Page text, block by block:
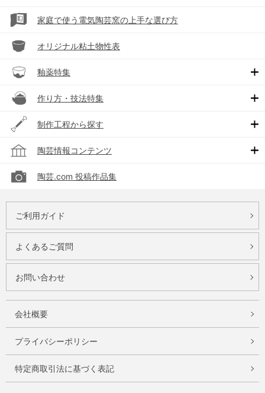
家庭で使う電気陶芸窯の上手な選び方
オリジナル粘土物性表
釉薬特集
作り方・技法特集
制作工程から探す
陶芸情報コンテンツ
陶芸.com 投稿作品集
ご利用ガイド
よくあるご質問
お問い合わせ
会社概要
プライバシーポリシー
特定商取引法に基づく表記